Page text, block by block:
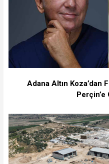
Adana Altın Koza’dan